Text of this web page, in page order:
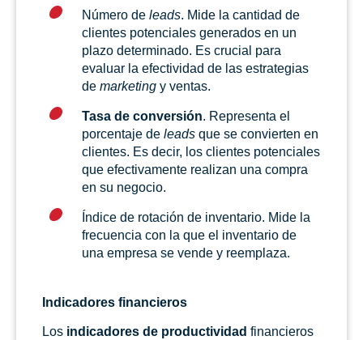
Número de leads. Mide la cantidad de
clientes potenciales generados en un
plazo determinado. Es crucial para
evaluar la efectividad de las estrategias
de marketing y ventas.
Tasa de conversión. Representa el
porcentaje de leads que se convierten en
clientes. Es decir, los clientes potenciales
que efectivamente realizan una compra
en su negocio.
Índice de rotación de inventario. Mide la
frecuencia con la que el inventario de
una empresa se vende y reemplaza.
Indicadores financieros
Los indicadores de productividad financieros